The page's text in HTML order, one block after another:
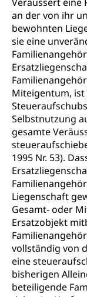
an der von ihr
bewohnten
sie eine
Miteigentum,
Selbstnutzung
gesamte
1995 Nr. 53).
Liegenschaft
Gesamt- oder
Ersatzobjekt
vollständig von
eine
bisherigen
beteiligende